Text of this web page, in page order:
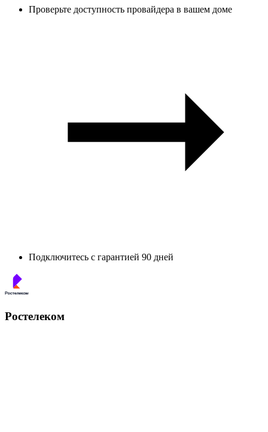
Проверьте доступность провайдера в вашем доме
Подключитесь с гарантией 90 дней
Ростелеком